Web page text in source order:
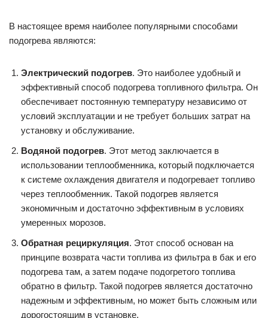
В настоящее время наиболее популярными способами
подогрева являются:
Электрический подогрев. Это наиболее удобный и
эффективный способ подогрева топливного фильтра. Он
обеспечивает постоянную температуру независимо от
условий эксплуатации и не требует больших затрат на
установку и обслуживание.
Водяной подогрев. Этот метод заключается в
использовании теплообменника, который подключается
к системе охлаждения двигателя и подогревает топливо
через теплообменник. Такой подогрев является
экономичным и достаточно эффективным в условиях
умеренных морозов.
Обратная рециркуляция. Этот способ основан на
принципе возврата части топлива из фильтра в бак и его
подогрева там, а затем подаче подогретого топлива
обратно в фильтр. Такой подогрев является достаточно
надежным и эффективным, но может быть сложным или
дорогостоящим в установке.